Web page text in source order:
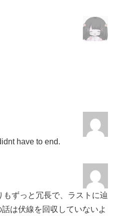
have to end.
ずっと冗長で、ラストに辿
は伏線を回収していないよ